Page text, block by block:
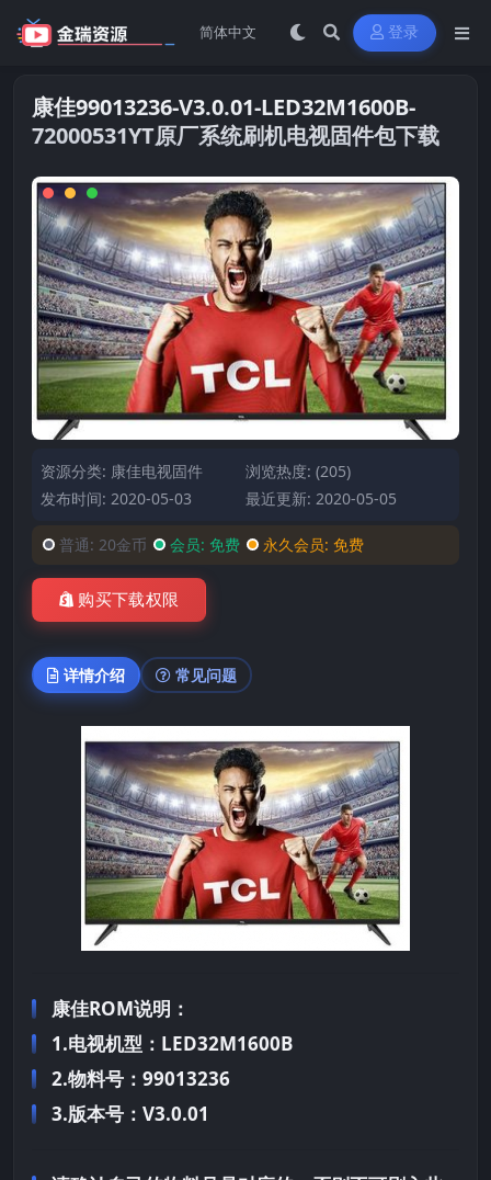
登录
康佳99013236-V3.0.01-LED32M1600B-
72000531YT原厂系统刷机电视固件包下载
资源分类: 康佳电视固件
浏览热度: (205)
发布时间: 2020-05-03
最近更新: 2020-05-05
普通: 20金币 会员: 免费 永久会员: 免费
购买下载权限
详情介绍 常见问题
康佳ROM说明：
1.电视机型：LED32M1600B
2.物料号：99013236
3.版本号：V3.0.01